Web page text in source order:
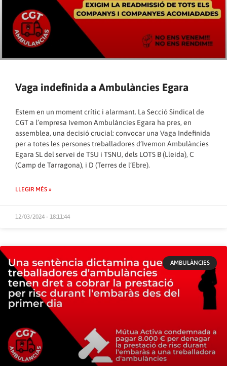
Vaga indefinida a Ambulàncies Egara
Estem en un moment crític i alarmant. La Secció Sindical de
CGT a l’empresa Ivemon Ambulàncies Egara ha pres, en
assemblea, una decisió crucial: convocar una Vaga Indefinida
per a totes les persones treballadores d’Ivemon Ambulàncies
Egara SL del servei de TSU i TSNU, dels LOTS B (Lleida), C
(Camp de Tarragona), i D (Terres de l’Ebre).
LLEGIR MÉS »
12/03/2024 - 18:11:44
AMBULÀNCIES